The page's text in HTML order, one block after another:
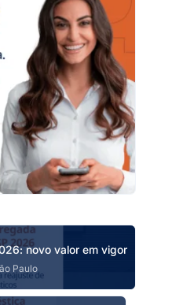
novo valor em vigor
Paulo